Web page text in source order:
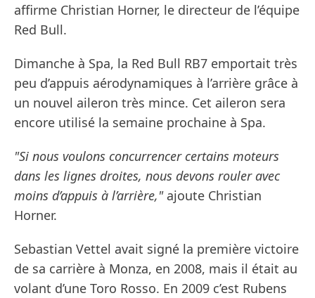
affirme Christian Horner, le directeur de l’équipe
Red Bull.
Dimanche à Spa, la Red Bull RB7 emportait très
peu d’appuis aérodynamiques à l’arrière grâce à
un nouvel aileron très mince. Cet aileron sera
encore utilisé la semaine prochaine à Spa.
"Si nous voulons concurrencer certains moteurs
dans les lignes droites, nous devons rouler avec
moins d’appuis à l’arrière,"ajoute Christian
Horner.
Sebastian Vettel avait signé la première victoire
de sa carrière à Monza, en 2008, mais il était au
volant d’une Toro Rosso. En 2009 c’est Rubens